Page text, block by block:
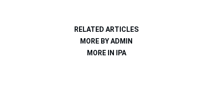
RELATED ARTICLES
MORE BY ADMIN
MORE IN IPA